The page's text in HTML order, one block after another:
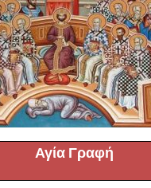
Αγία Γραφή